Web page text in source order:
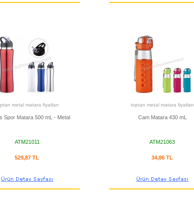
metal matara fiyatları
Spor Matara 500 mL - Metal
ATM21011
529,87 TL
toptan metal matara fiyatları
Cam Matara 430 mL
ATM21063
34,86 TL